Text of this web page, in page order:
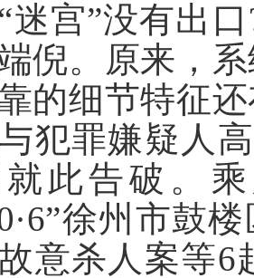
迷宫”没有出
倪。原来，
的细节特征
犯罪嫌疑人
此告破。
徐州市鼓
意杀人案等6